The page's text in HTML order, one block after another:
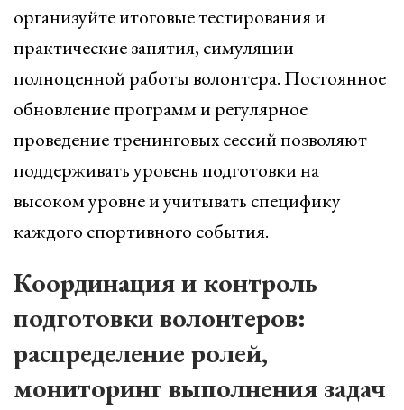
организуйте итоговые тестирования и
практические занятия, симуляции
полноценной работы волонтера. Постоянное
обновление программ и регулярное
проведение тренинговых сессий позволяют
поддерживать уровень подготовки на
высоком уровне и учитывать специфику
каждого спортивного события.
Координация и контроль
подготовки волонтеров:
распределение ролей,
мониторинг выполнения задач